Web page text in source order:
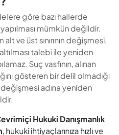
göre bazı hallerde
mümkün değildir.
ve üst sınırının değişmesi,
talebi ile yeniden
Suç vasfının, alınan
gösteren bir delil olmadığı
adına yeniden
Hukuki Danışmanlık
, hukuki ihtiyaçlarınıza hızlı ve